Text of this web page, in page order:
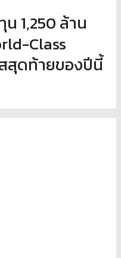
1,250 ล้าน
Class
สุดท้ายของปีนี้